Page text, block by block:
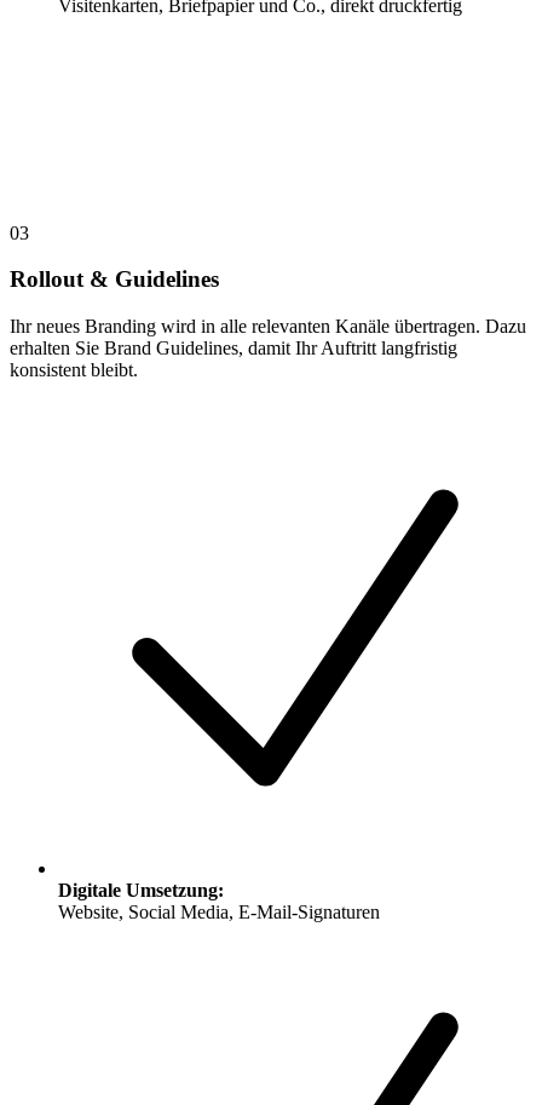
Visitenkarten, Briefpapier und Co., direkt druckfertig
03
Rollout & Guidelines
Ihr neues Branding wird in alle relevanten Kanäle übertragen. Dazu
erhalten Sie Brand Guidelines, damit Ihr Auftritt langfristig
konsistent bleibt.
Digitale Umsetzung:
Website, Social Media, E-Mail-Signaturen